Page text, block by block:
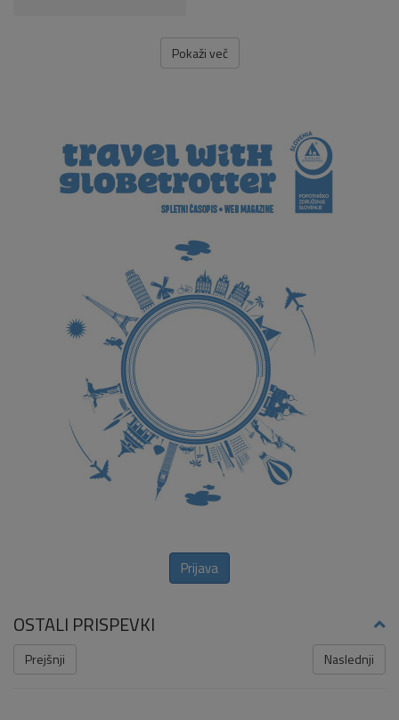
Pokaži več
Prijava
OSTALI PRISPEVKI
Prejšnji Naslednji